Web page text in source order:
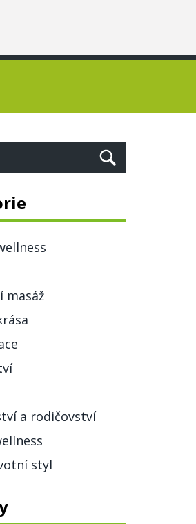
masáž
a rodičovství
styl